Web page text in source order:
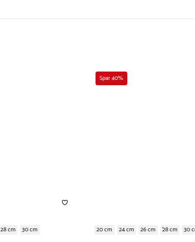
28 cm
30 cm
Spar 40%
20 cm 24 cm 26 cm 28 cm
30